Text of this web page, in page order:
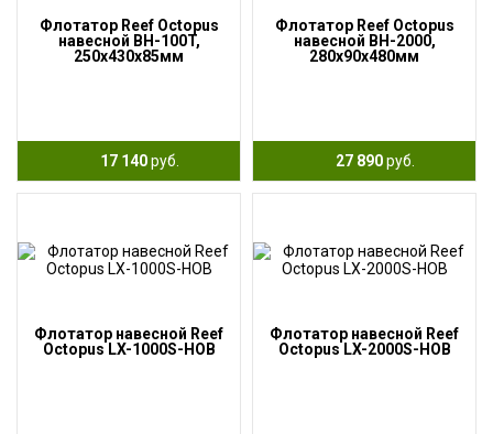
Флотатор Reef Octopus
навесной BH-100T,
250x430x85мм
17 140руб.
Флотатор Reef Octopus
навесной BH-2000,
280x90x480мм
27 890руб.
Флотатор навесной Reef
Octopus LX-1000S-HOB
Флотатор навесной Reef
Octopus LX-2000S-HOB